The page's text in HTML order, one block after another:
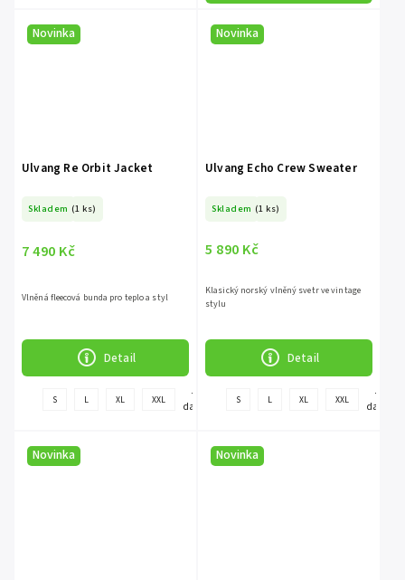
Novinka
Ulvang Re Orbit Jacket
Skladem (1 ks)
7 490 Kč
Detail
Vlněná fleecová bunda pro teplo a styl
S L XL XXL
+
další
Novinka
Ulvang Echo Crew Sweater
Skladem (1 ks)
5 890 Kč
Detail
Klasický norský vlněný svetr ve vintage
stylu
S L XL XXL
+
další
Novinka Novinka